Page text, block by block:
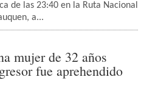
de las 23:40 en la Ruta Nacional
a...
mujer de 32 años
fue aprehendido